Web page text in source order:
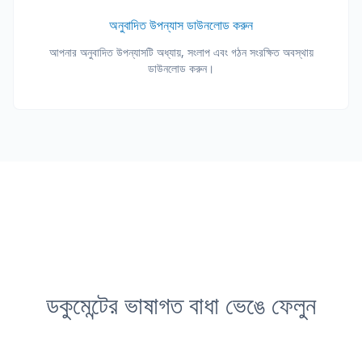
অনুবাদিত উপন্যাস ডাউনলোড করুন
আপনার অনুবাদিত উপন্যাসটি অধ্যায়, সংলাপ এবং গঠন সংরক্ষিত অবস্থায়
ডাউনলোড করুন।
ডকুমেন্টের ভাষাগত বাধা ভেঙে ফেলুন